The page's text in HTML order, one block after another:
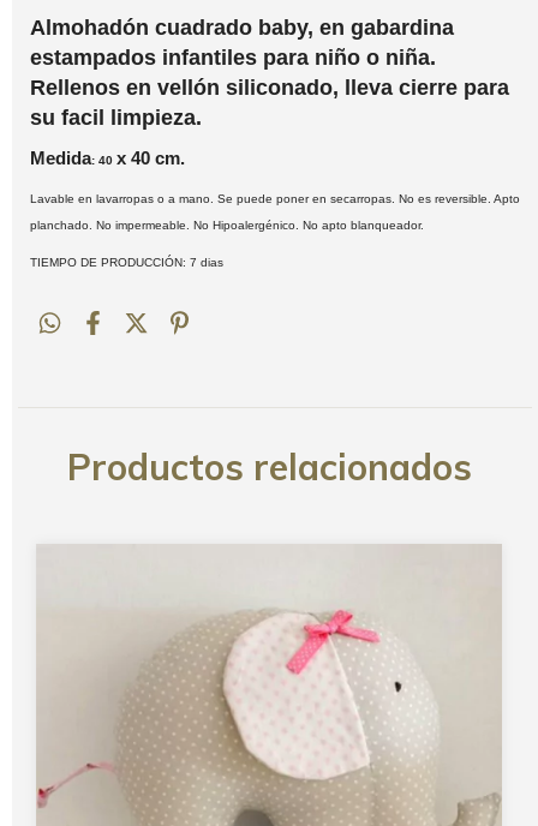
Almohadón cuadrado baby, en gabardina
estampados infantiles para niño o niña.
Rellenos en vellón siliconado, lleva cierre para
su facil limpieza.
Medida: 40 x 40 cm.
Lavable en lavarropas o a mano. Se puede poner en secarropas. No es reversible. Apto
planchado. No impermeable. No Hipoalergénico. No apto blanqueador.
TIEMPO DE PRODUCCIÓN: 7 dias
Productos relacionados